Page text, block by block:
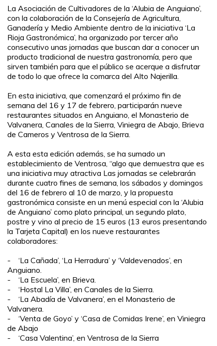
La Asociación de Cultivadores de la ‘Alubia de Anguiano’,
con la colaboración de la Consejería de Agricultura,
Ganadería y Medio Ambiente dentro de la iniciativa ‘La
Rioja Gastronómica’, ha organizado por tercer año
consecutivo unas jornadas que buscan dar a conocer un
producto tradicional de nuestra gastronomía, pero que
sirven también para que el público se acerque a disfrutar
de todo lo que ofrece la comarca del Alto Najerilla.
En esta iniciativa, que comenzará el próximo fin de
semana del 16 y 17 de febrero, participarán nueve
restaurantes situados en Anguiano, el Monasterio de
Valvanera, Canales de la Sierra, Viniegra de Abajo, Brieva
de Cameros y Ventrosa de la Sierra.
A esta esta edición además, se ha sumado un
establecimiento de Ventrosa, “algo que demuestra que es
una iniciativa muy atractiva Las jornadas se celebrarán
durante cuatro fines de semana, los sábados y domingos
del 16 de febrero al 10 de marzo, y la propuesta
gastronómica consiste en un menú especial con la ‘Alubia
de Anguiano’ como plato principal, un segundo plato,
postre y vino al precio de 15 euros (13 euros presentando
la Tarjeta Capital) en los nueve restaurantes
colaboradores:
- ‘La Cañada’, ‘La Herradura’ y ‘Valdevenados’, en
Anguiano.
- ‘La Escuela’, en Brieva.
- ‘Hostal La Villa’, en Canales de la Sierra.
- ‘La Abadía de Valvanera’, en el Monasterio de
Valvanera.
- ‘Venta de Goyo’ y ‘Casa de Comidas Irene’, en Viniegra
de Abajo
- ‘Casa Valentina’, en Ventrosa de la Sierra